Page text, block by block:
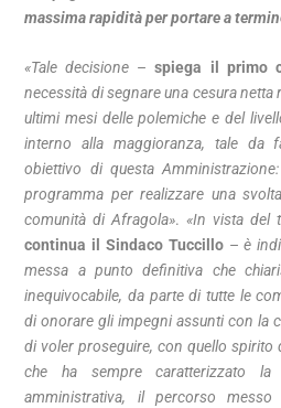
massima rapidità per portare a
«Tale decisione –spiega il primo
necessità di segnare una cesura netta
ultimi mesi delle polemiche e del
interno alla maggioranza, tale da
obiettivo di questa
programma per realizzare una
comunità di Afragola».«In vista del
continua il Sindaco Tuccillo–è
messa a punto definitiva che
inequivocabile, da parte di tutte le
di onorare gli impegni assunti con la
di voler proseguire, con quello spirito
che ha sempre caratterizzato
amministrativa, il percorso